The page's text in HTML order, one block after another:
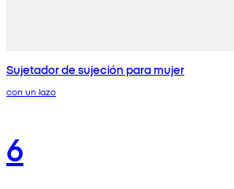
Sujetador de sujeción para mujer
con un lazo
6